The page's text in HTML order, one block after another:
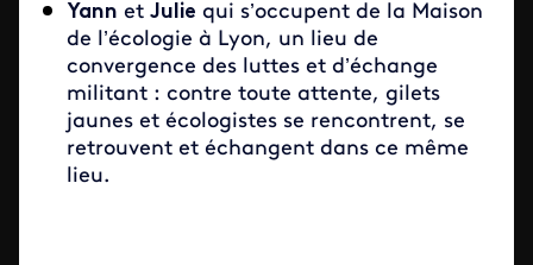
Yann et Julie qui s’occupent de la Maison
de l’écologie à Lyon, un lieu de
convergence des luttes et d’échange
militant : contre toute attente, gilets
jaunes et écologistes se rencontrent, se
retrouvent et échangent dans ce même
lieu.